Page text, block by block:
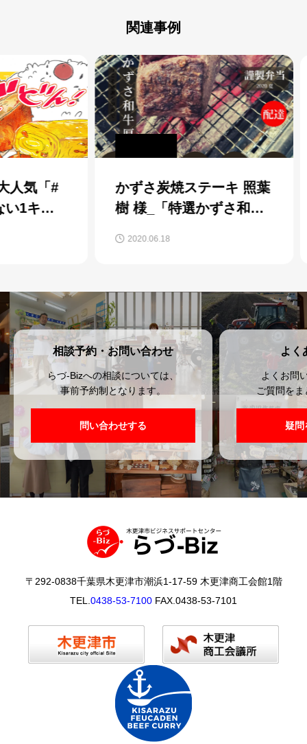
関連事例
#
かずさ炭焼ステーキ 照葉
樹 様_「特選かずさ和牛
2020.06.18
相談予約・お問い合わせ
らづ-Bizへの相談については、
事前予約制となります。
問い合わせする
よく
よくお問
ご質問を
疑問
〒292-0838千葉県木更津市潮浜1-17-59 木更津商工会館1階
TEL. 0438-53-7100 FAX.0438-53-7101